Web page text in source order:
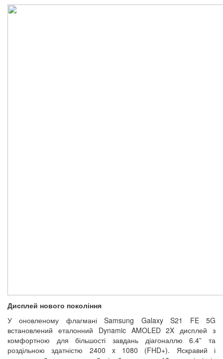
Дисплей нового покоління
У оновленому флагмані Samsung Galaxy S21 FE 5G
встановлений еталонний Dynamic AMOLED 2X дисплей з
комфортною для більшості завдань діагоналлю 6.4” та
роздільною здатністю 2400 x 1080 (FHD+). Яскравий і